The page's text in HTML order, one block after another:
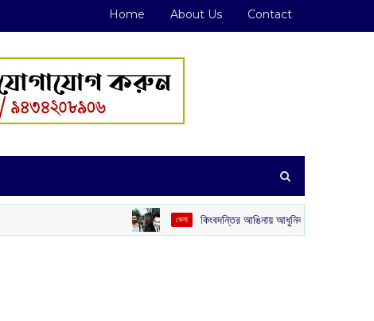
Home About Us Contact
কিংবদন্তির আঙিনায় আধুনিকতার ছোঁয়া: কিশোর কুমারের ‘গৌরী কুঞ্জ’